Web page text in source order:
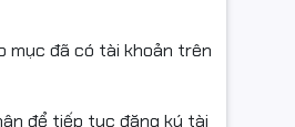
mục đã có tài khoản trên
để tiếp tục đăng ký tài